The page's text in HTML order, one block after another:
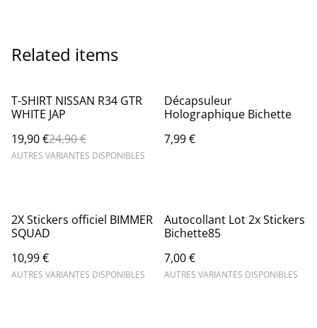
Related items
%
T-SHIRT NISSAN R34 GTR
WHITE JAP
19,90 €24,90 €
AUTRES VARIANTES DISPONIBLES
Décapsuleur
Holographique Bichette
7,99 €
2X Stickers officiel BIMMER
SQUAD
10,99 €
AUTRES VARIANTES DISPONIBLES
Autocollant Lot 2x Stickers
Bichette85
7,00 €
AUTRES VARIANTES DISPONIBLES